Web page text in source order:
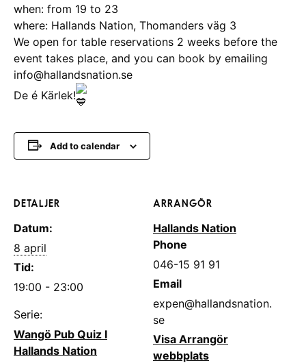
when: from 19 to 23
where: Hallands Nation, Thomanders väg 3
We open for table reservations 2 weeks before the
event takes place, and you can book by emailing
info@hallandsnation.se
De é Kärlek!
Add to calendar
DETALJER
Datum:
8 april
Tid:
19:00 - 23:00
Serie:
Wangö Pub Quiz I
Hallands Nation
ARRANGÖR
Hallands Nation
Phone
046-15 91 91
Email
expen@hallandsnation.
se
Visa Arrangör
webbplats